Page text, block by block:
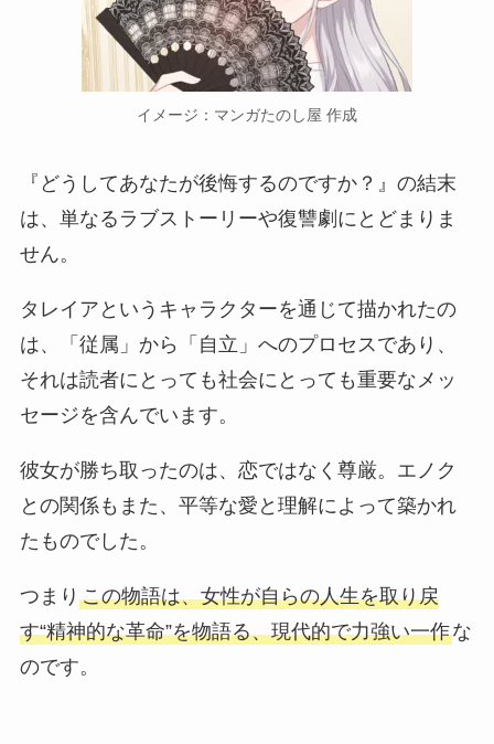
イメージ：マンガたのし屋 作成
『どうしてあなたが後悔するのですか？』の結末
は、単なるラブストーリーや復讐劇にとどまりま
せん。
タレイアというキャラクターを通じて描かれたの
は、「従属」から「自立」へのプロセスであり、
それは読者にとっても社会にとっても重要なメッ
セージを含んでいます。
彼女が勝ち取ったのは、恋ではなく尊厳。エノク
との関係もまた、平等な愛と理解によって築かれ
たものでした。
つまり この物語は、女性が自らの人生を取り戻
す“精神的な革命”を物語る、現代的で力強い一作な
のです。